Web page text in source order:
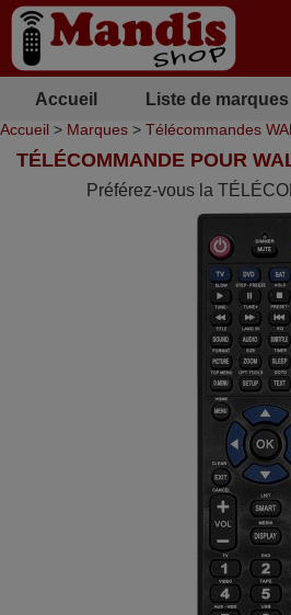
Accueil Liste de marques
Accueil > Marques > Télécommandes
TÉLÉCOMMANDE POUR
Préférez-vous la